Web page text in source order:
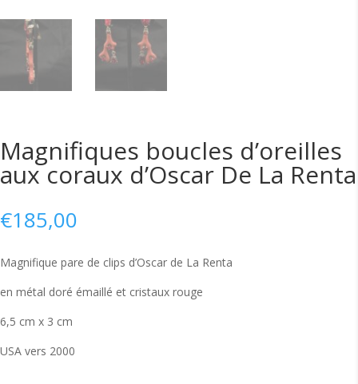
Magnifiques boucles d’oreilles
aux coraux d’Oscar De La Renta
€185,00
Magnifique pare de clips d’Oscar de La Renta
en métal doré émaillé et cristaux rouge
6,5 cm x 3 cm
USA vers 2000